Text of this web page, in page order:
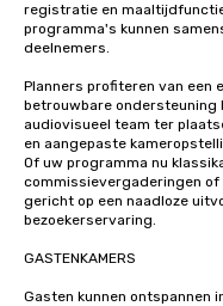
registratie en
programma's kunnen
deelnemers.
Planners profiteren van een
betrouwbare ondersteuning
audiovisueel team ter
en aangepaste
Of uw programma nu
commissievergaderingen
gericht op een naadloze
bezoekerservaring.
GASTENKAMERS
Gasten kunnen ontspannen